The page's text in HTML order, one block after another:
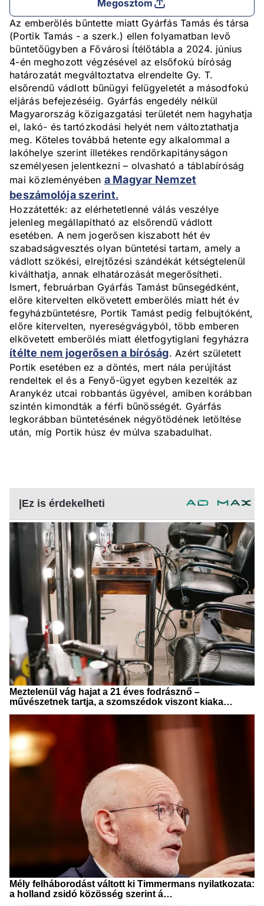
Megosztom
Az emberölés bűntette miatt Gyárfás Tamás és társa
(Portik Tamás - a szerk.) ellen folyamatban levő
büntetőügyben a Fővárosi Ítélőtábla a 2024. június
4-én meghozott végzésével az elsőfokú bíróság
határozatát megváltoztatva elrendelte Gy. T.
elsőrendű vádlott bűnügyi felügyeletét a másodfokú
eljárás befejezéséig. Gyárfás engedély nélkül
Magyarország közigazgatási területét nem hagyhatja
el, lakó- és tartózkodási helyét nem változtathatja
meg. Köteles továbbá hetente egy alkalommal a
lakóhelye szerint illetékes rendőrkapitányságon
személyesen jelentkezni – olvasható a táblabíróság
mai közleményében a Magyar Nemzet
beszámolója szerint.
Hozzátették: az elérhetetlenné válás veszélye
jelenleg megállapítható az elsőrendű vádlott
esetében. A nem jogerősen kiszabott hét év
szabadságvesztés olyan büntetési tartam, amely a
vádlott szökési, elrejtőzési szándékát kétségtelenül
kiválthatja, annak elhatározását megerősítheti.
Ismert, februárban Gyárfás Tamást bűnsegédként,
előre kitervelten elkövetett emberölés miatt hét év
fegyházbüntetésre, Portik Tamást pedig felbujtóként,
előre kitervelten, nyereségvágyból, több emberen
elkövetett emberölés miatt életfogytiglani fegyházra
ítélte nem jogerősen a bíróság. Azért született
Portik esetében ez a döntés, mert nála perújítást
rendeltek el és a Fenyő-ügyet egyben kezelték az
Aranykéz utcai robbantás ügyével, amiben korábban
szintén kimondták a férfi bűnösségét. Gyárfás
legkorábban büntetésének négyötödének letöltése
után, míg Portik húsz év múlva szabadulhat.